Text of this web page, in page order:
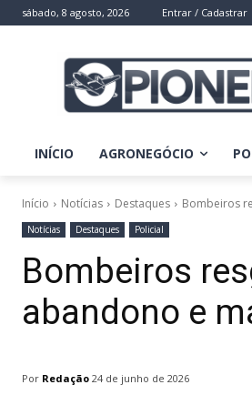
sábado, 8 agosto, 2026 Entrar / Cadastrar
INÍCIO AGRONEGÓCIO
Início Notícias Destaques Bombeiros
Notícias Destaques Policial
Bombeiros
abandono e
Por Redação 24 de junho de 2026